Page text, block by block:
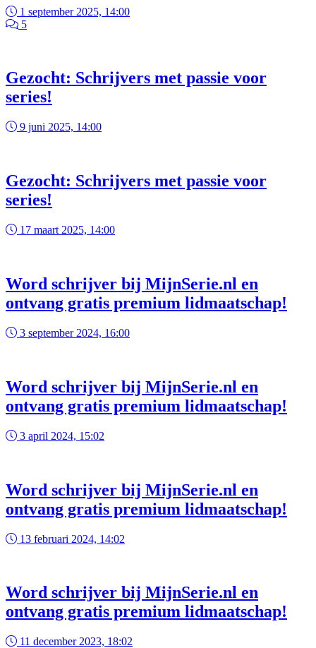
1 september 2025, 14:00
5
Gezocht: Schrijvers met passie voor
series!
9 juni 2025, 14:00
Gezocht: Schrijvers met passie voor
series!
17 maart 2025, 14:00
Word schrijver bij MijnSerie.nl en
ontvang gratis premium lidmaatschap!
3 september 2024, 16:00
Word schrijver bij MijnSerie.nl en
ontvang gratis premium lidmaatschap!
3 april 2024, 15:02
Word schrijver bij MijnSerie.nl en
ontvang gratis premium lidmaatschap!
13 februari 2024, 14:02
Word schrijver bij MijnSerie.nl en
ontvang gratis premium lidmaatschap!
11 december 2023, 18:02